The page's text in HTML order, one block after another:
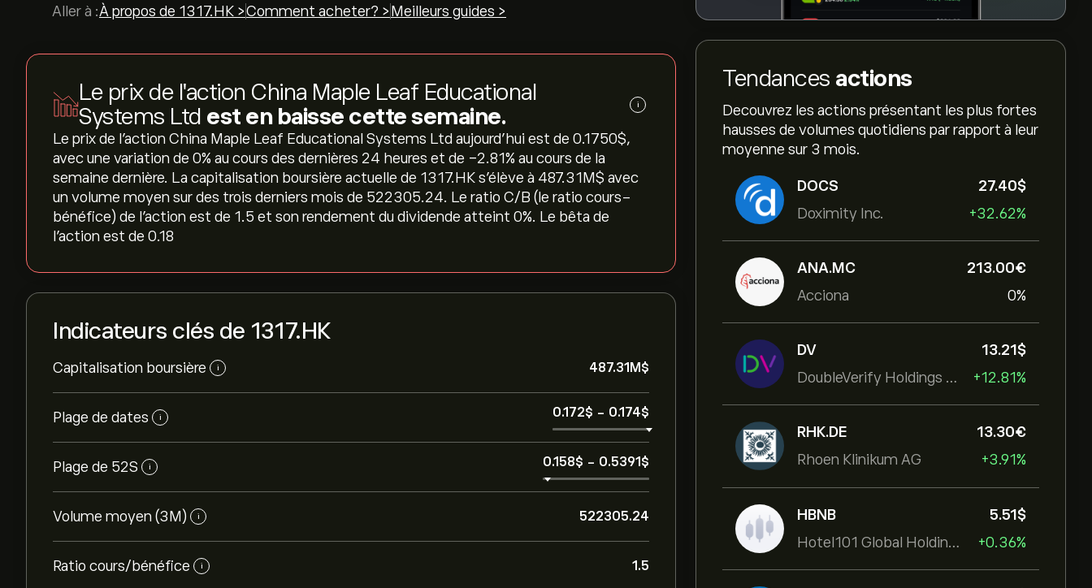
Tendances actions
Decouvrez les actions présentant les plus fortes
hausses de volumes quotidiens par rapport à leur
moyenne sur 3 mois.
DOCS
Doximity Inc.
27.40‎$‎
+32.62%
ANA.MC
Acciona
213.00‎€‎
0%
DV
DoubleVerify Holdings Inc
13.21‎$‎
+12.81%
RHK.DE
Rhoen Klinikum AG
13.30‎€‎
+3.91%
HBNB
Hotel101 Global Holdings Corp
5.51‎$‎
+0.36%
Aller à :À propos de 1317.HK >Comment acheter? > Meilleurs guides >
Le prix de l'action China Maple Leaf Educational
Systems Ltd est en baisse cette semaine. i
Le prix de l'action China Maple Leaf Educational Systems Ltd aujourd'hui est de 0.1750‎$‎,
avec une variation de ‎0‎% au cours des dernières 24 heures et de ‎-2.81‎% au cours de la
semaine dernière. La capitalisation boursière actuelle de 1317.HK s'élève à 487.31M‎$‎ avec
un volume moyen sur des trois derniers mois de 522305.24. Le ratio C/B (le ratio cours-
bénéfice) de l'action est de 1.5 et son rendement du dividende atteint 0%. Le bêta de
l'action est de 0.18
Indicateurs clés de 1317.HK
Capitalisation boursière i 487.31M‎$‎
Plage de dates i 0.172‎$‎ - 0.174‎$‎
Plage de 52S i 0.158‎$‎ - 0.5391‎$‎
Volume moyen (3M) i 522305.24
Ratio cours/bénéfice i 1.5